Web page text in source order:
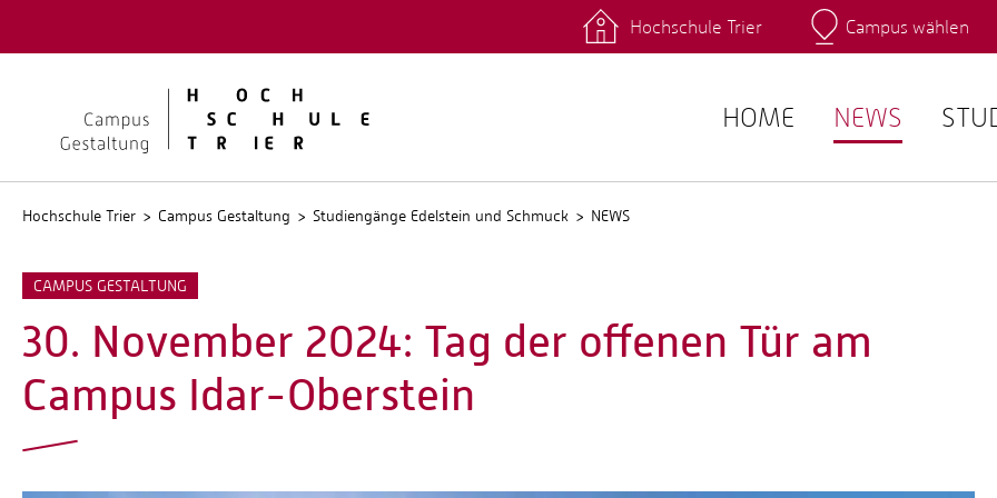
Kontakt Fachrichtungen Intranet
Hochschule Trier Campus wählen
HOME NEWS
Hochschule Trier Campus Gestaltung Studiengänge Edelstein und Schmuck NEWS
CAMPUS GESTALTUNG
30. November 2024: Tag der offenen Tür am
Campus Idar-Oberstein